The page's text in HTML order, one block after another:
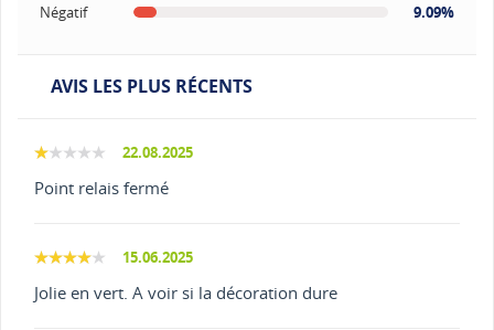
Négatif 9.09%
AVIS LES PLUS RÉCENTS
22.08.2025
Point relais fermé
15.06.2025
Jolie en vert. A voir si la décoration dure